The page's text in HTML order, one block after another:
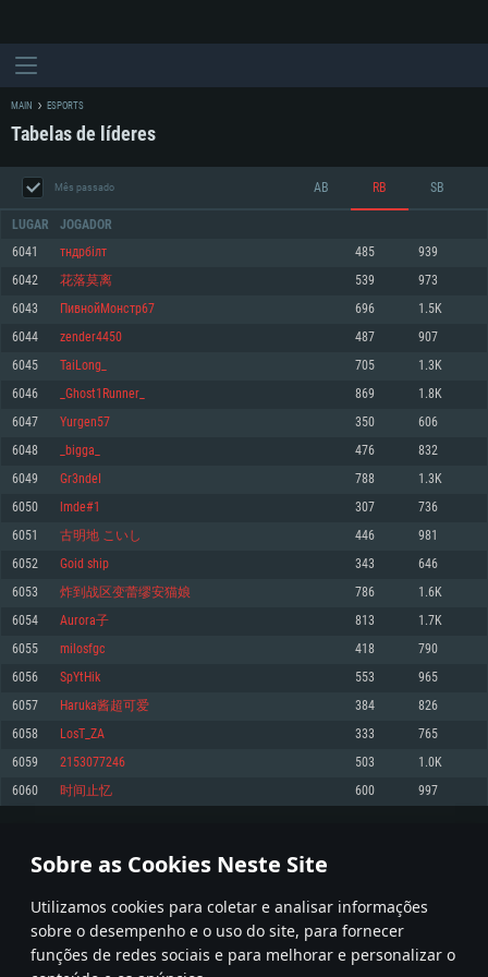
Sobre as Cookies Neste Site
Utilizamos cookies para coletar e analisar informações
sobre o desempenho e o uso do site, para fornecer
funções de redes sociais e para melhorar e personalizar o
REQUERIMENTOS DE SISTEMA
Mínimo
Sistema Operativo: Windows 10 (64 bit)
Processador: Dual-Core 2.2 GHz
Memória: 4GB
Placa Gráfica: Placa com DirectX 11: AMD Radeon 77XX / NVIDIA GeForce
GTX 660. Resolução mínima suportada: 720p
Network: Internet de banda larga.
Disco: 23,1 GB
Recomendado
superior, Radeon RX 570 ou superior
Disco: 75,9 GB
Mínimo
Sistema Operativo: Mac OS Big Sur 11.0 ou versão mais recente
Processador: Core i5 2.2GHz mínimo (Intel Xeon não suportado)
Memória: 6 GB
Placa Gráfica: Intel Iris Pro 5200 (Mac), equivalentes AMD/Nvidia para Mac.
Resolução mínima suportada: 720p com suporte Metal.
Network: Internet de banda larga.
Disco: 21,5 GB
Recomendado
Network: Internet de banda larga.
Mínimo
Sistema Operativo: Distribuições mais modernas do Linux de 64bit
Processador: Dual-Core 2.4 GHz
Memória: 4 GB
Placa Gráfica: NVIDIA 660 com os drivers mais recentes (não mais de 6
meses) / equivalentes AMD com os drivers mais recentes com suporte
Vulkan (não mais de 6 meses); Resolução mínima suportada: 720p.
Network: Internet de banda larga.
Disco: 21,5 GB
Recomendado
Sistema Operativo: Ubuntu 20.04 64bit
Processador: Intel Core i7
Memória: 16 GB
Placa Gráfica: NVIDIA 1060 com os drivers mais recentes (não mais de 6
meses) / equivalentes AMD (Radeon RX 570) com os drivers mais recentes
Network: Internet de banda larga.
MAIN ESPORTS
Tabelas de líderes
Mês passado AB RB SB
LUGAR JOGADOR
6041 тндрбiлт 485 939
6042 花落莫离 539 973
6043 ПивнойМонстр67 696 1.5K
6044 zender4450 487 907
6045 TaiLong_ 705 1.3K
6046 _Ghost1Runner_ 869 1.8K
6047 Yurgen57 350 606
6048 _bigga_ 476 832
6049 Gr3ndeI 788 1.3K
6050 lmde#1 307 736
6051 古明地 こいし 446 981
6052 Goid ship 343 646
6053 炸到战区变蕾缪安猫娘 786 1.6K
6054 Aurora子 813 1.7K
6055 milosfgc 418 790
6056 SpYtHik 553 965
6057 Haruka酱超可爱 384 826
6058 LosT_ZA 333 765
6059 2153077246 503 1.0K
6060 时间止忆 600 997